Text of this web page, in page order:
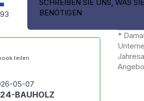
SCHREIBEN SIE UNS, WAS SIE
BENÖTIGEN
teilen
05-07
BAUHOLZ
*